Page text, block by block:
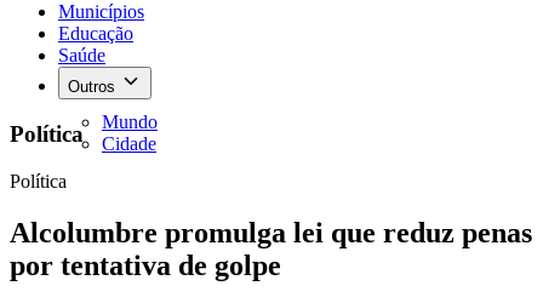
Municípios
Educação
Saúde
Outros
Mundo
Cidade
Política
Política
Alcolumbre promulga lei que reduz penas
por tentativa de golpe